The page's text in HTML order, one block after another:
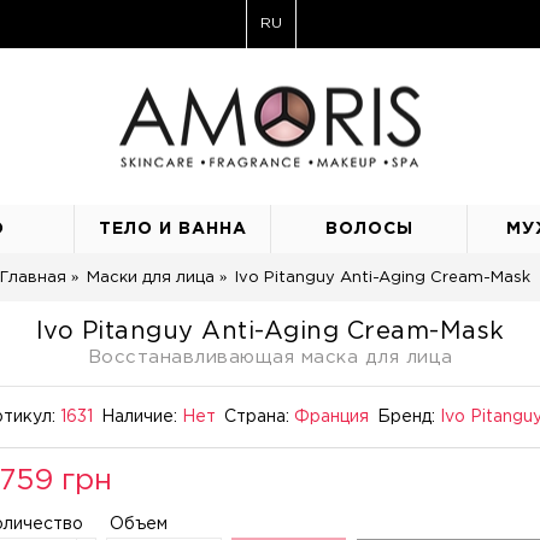
RU
ТЕЛО И ВАННА ВОЛОСЫ
Главная Маски для лица Ivo Pitanguy Anti-Aging Cream-Mask
Ivo Pitanguy Anti-Aging Cream-Mask
Восстанавливающая маска для лица
1631 Наличие: Нет Страна:Франция Бренд: Ivo
грн
Объем